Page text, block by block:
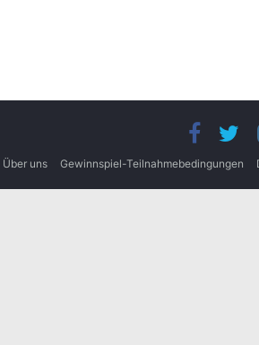
Über uns Gewinnspiel-Teilnahmebedingungen